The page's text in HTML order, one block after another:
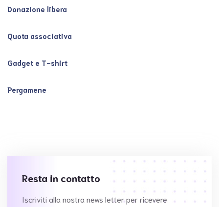
Donazione libera
Quota associativa
Gadget e T-shirt
Pergamene
Resta in contatto
Iscriviti alla nostra news letter per ricevere